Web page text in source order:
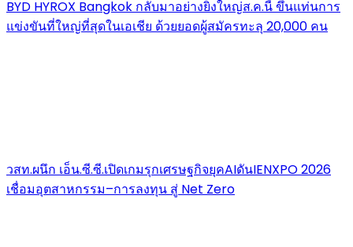
BYD HYROX Bangkok กลับมาอย่างยิ่งใหญ่ส.ค.นี้ ขึ้นแท่นการ
แข่งขันที่ใหญ่ที่สุดในเอเชีย ด้วยยอดผู้สมัครทะลุ 20,000 คน
วสท.ผนึก เอ็น.ซี.ซี.เปิดเกมรุกเศรษฐกิจยุคAIดันIENXPO 2026
เชื่อมอุตสาหกรรม–การลงทุน สู่ Net Zero